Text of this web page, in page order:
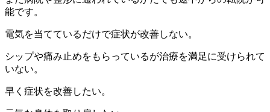
能です。
電気を当てているだけで症状が改善しない。
シップや痛み止めをもらっているが治療を満足に受けられて
いない。
早く症状を改善したい。